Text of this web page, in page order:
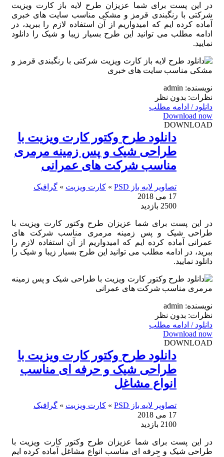
در این پست برای شما عزیزان طرح لایه باز کارت ویزیت
شرکتی با رنگبندی قرمز و مشکی مناسب سایت های خبری
آماده کرده ایم که امیدواریم از آن استفاده لازم را ببرید، در
ادامه مطلب می توانید این طرح بسیار زیبا و شیک را دانلود
نمایید.
نویسنده: admin
نظرات: بدون نظر
دانلود / ادامه مطلب
Download now
DOWNLOAD
دانلود طرح وکتور کارت ویزیت با
طراحی شیک و پس زمینه مرمری
مناسب شرکت های عمرانی
تصاویر لایه باز PSD » کارت ویزیت » گرافیک
17 می 2018
2500 بازدید
در این پست برای شما عزیزان طرح وکتور کارت ویزیت با
طراحی شیک و پس زمینه مرمری مناسب شرکت های
عمرانی آماده کرده ایم که امیدواریم از آن استفاده لازم را
ببرید، در ادامه مطلب می توانید این طرح بسیار زیبا و شیک را
دانلود نمایید.
نویسنده: admin
نظرات: بدون نظر
دانلود / ادامه مطلب
Download now
DOWNLOAD
دانلود طرح وکتور کارت ویزیت با
طراحی شیک و حرفه ای مناسب
انواع مشاغل
تصاویر لایه باز PSD » کارت ویزیت » گرافیک
17 می 2018
2100 بازدید
در این پست برای شما عزیزان طرح وکتور کارت ویزیت با
طراحی شیک و حرفه ای مناسب انواع مشاغل آماده کرده ایم